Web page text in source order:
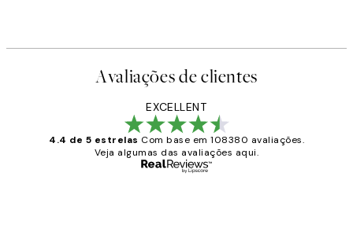
Avaliações de clientes
EXCELLENT
4.4 de 5 estrelas Com base em 108380 avaliações.
Veja algumas das avaliações aqui.